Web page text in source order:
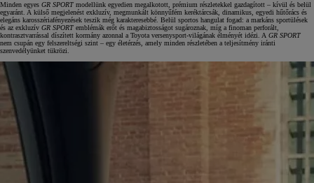
Minden egyes GR SPORT modellünk egyedien megalkotott, prémium részletekkel gazdagított – kívül és belül
egyaránt. A külső megjelenést exkluzív, megmunkált könnyűfém keréktárcsák, dinamikus, egyedi hűtőrács és
elegáns karosszériafényezések teszik még karakteresebbé. Belül sportos hangulat fogad: a markáns sportülések
és az exkluzív GR SPORT emblémák erőt és magabiztosságot sugároznak, míg a finoman perforált,
kontrasztvarrással díszített kormány azonnal a Toyota versenysport‑világának élményét idézi. A GR SPORT
nem csupán egy felszereltségi szint – egy életérzés, amely minden részletében a teljesítmény iránti
szenvedélyünket tükrözi.